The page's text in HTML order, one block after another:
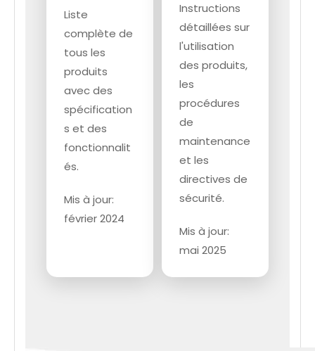
Liste
complète de
tous les
produits
avec des
spécification
s et des
fonctionnalit
és.
Mis à jour:
février 2024
Instructions
détaillées sur
l'utilisation
des produits,
les
procédures
de
maintenance
et les
directives de
sécurité.
Mis à jour:
mai 2025